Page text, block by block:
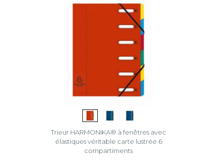
Trieur HARMONIKA® à fenêtres avec
élastiques véritable carte lustrée 6
compartiments